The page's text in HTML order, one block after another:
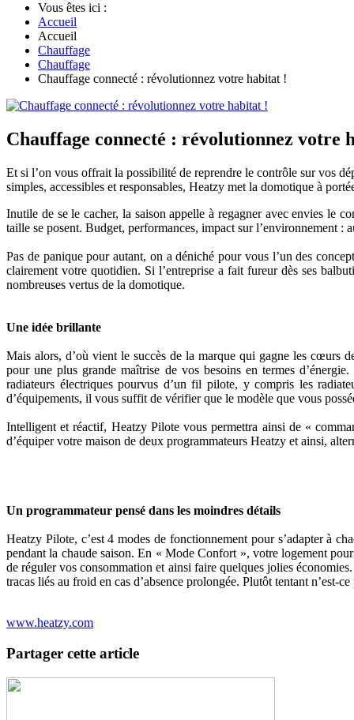
Vous êtes ici :
Accueil
Accueil
Chauffage
Chauffage
Chauffage connecté : révolutionnez votre habitat !
Chauffage connecté : révolutionnez votre
Et si l’on vous offrait la possibilité de reprendre le contrôle sur vos
simples, accessibles et responsables, Heatzy met la domotique à
Inutile de se le cacher, la saison appelle à regagner avec envies le
taille se posent. Budget, performances, impact sur l’environnement
Pas de panique pour autant, on a déniché pour vous l’un des
clairement votre quotidien. Si l’entreprise a fait fureur dès ses
nombreuses vertus de la domotique.
Une idée brillante
Mais alors, d’où vient le succès de la marque qui gagne les cœurs
pour une plus grande maîtrise de vos besoins en termes
radiateurs électriques pourvus d’un fil pilote, y compris les
d’équipements, il vous suffit de vérifier que le modèle que vous
Intelligent et réactif, Heatzy Pilote vous permettra ainsi de «
d’équiper votre maison de deux programmateurs Heatzy et ainsi,
Un programmateur pensé dans les moindres détails
Heatzy Pilote, c’est 4 modes de fonctionnement pour s’adapter à
pendant la chaude saison. En « Mode Confort », votre logement
de réguler vos consommation et ainsi faire quelques jolies
tracas liés au froid en cas d’absence prolongée. Plutôt tentant n’est-ce
www.heatzy.com
Partager cette article